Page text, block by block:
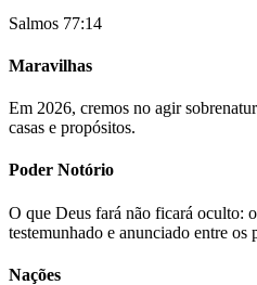
Salmos 77:14
Maravilhas
Em 2026, cremos no agir
casas e propósitos.
Poder Notório
O que Deus fará não ficará oculto:
testemunhado e anunciado entre os
Nações